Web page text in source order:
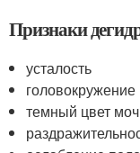
Признаки
усталость
головокружение
темный цвет